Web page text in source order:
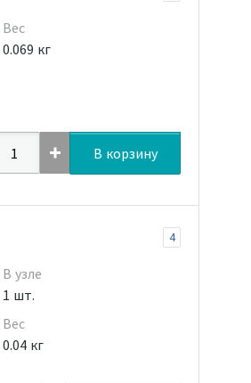
Вес
0.069 кг
В корзину
4
В узле
1 шт.
Вес
0.04 кг